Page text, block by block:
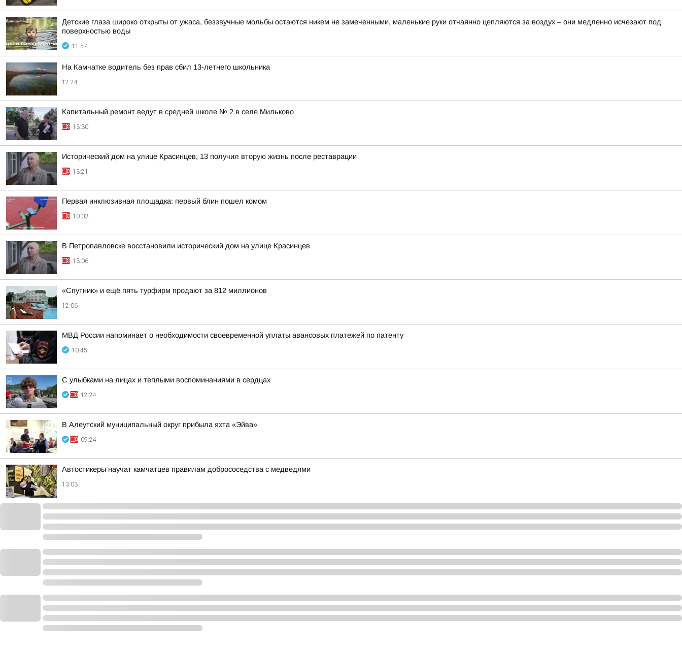
Детские глаза широко открыты от ужаса, беззвучные мольбы остаются никем не замеченными, маленькие руки отчаянно цепляются за воздух – они медленно исчезают под
поверхностью воды
11:57
На Камчатке водитель без прав сбил 13-летнего школьника
12:24
Капитальный ремонт ведут в средней школе № 2 в селе Мильково
13:30
Исторический дом на улице Красинцев, 13 получил вторую жизнь после реставрации
13:21
Первая инклюзивная площадка: первый блин пошел комом
10:03
В Петропавловске восстановили исторический дом на улице Красинцев
13:06
«Спутник» и ещё пять турфирм продают за 812 миллионов
12:06
МВД России напоминает о необходимости своевременной уплаты авансовых платежей по патенту
10:45
С улыбками на лицах и теплыми воспоминаниями в сердцах
12:24
В Алеутский муниципальный округ прибыла яхта «Эйва»
09:24
Автостикеры научат камчатцев правилам добрососедства с медведями
13:03